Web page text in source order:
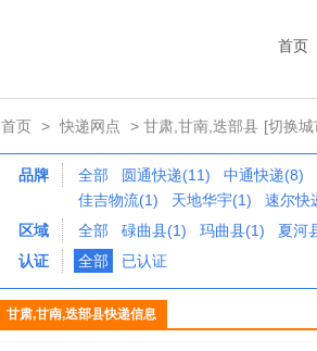
首页
首页 > 快递网点 > 甘肃,甘南,迭部县 [切换城
品牌 全部 圆通快递(11) 中通快递(8)
佳吉物流(1)
天地华宇(1)
速尔快
区域
全部 碌曲县(1) 玛曲县(1) 夏河
认证
全部 已认证
甘肃,甘南,迭部县快递信息